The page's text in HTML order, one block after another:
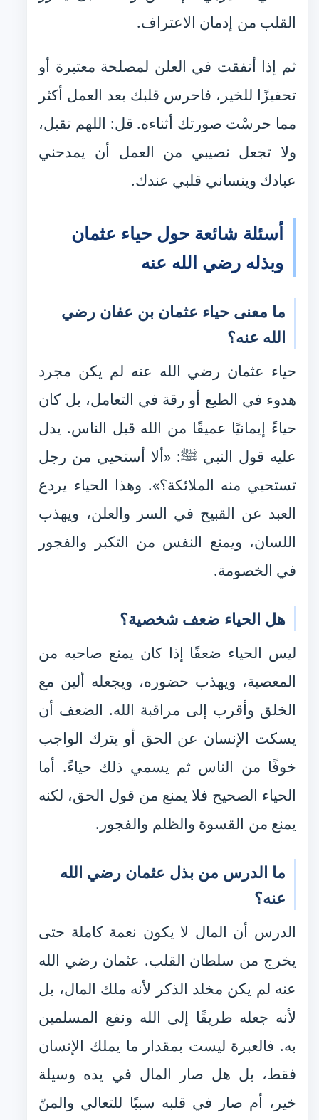
القلب من إدمان الاعتراف.
ثم إذا أنفقت في العلن لمصلحة معتبرة أو
تحفيزًا للخير، فاحرس قلبك بعد العمل أكثر
مما حرسْت صورتك أثناءه. قل: اللهم تقبل،
ولا تجعل نصيبي من العمل أن يمدحني
عبادك وينساني قلبي عندك.
أسئلة شائعة حول حياء عثمان
وبذله رضي الله عنه
ما معنى حياء عثمان بن عفان رضي
الله عنه؟
حياء عثمان رضي الله عنه لم يكن مجرد
هدوء في الطبع أو رقة في التعامل، بل كان
حياءً إيمانيًا عميقًا من الله قبل الناس. يدل
عليه قول النبي ﷺ: «ألا أستحيي من رجل
تستحيي منه الملائكة؟». وهذا الحياء يردع
العبد عن القبيح في السر والعلن، ويهذب
اللسان، ويمنع النفس من التكبر والفجور
في الخصومة.
هل الحياء ضعف شخصية؟
ليس الحياء ضعفًا إذا كان يمنع صاحبه من
المعصية، ويهذب حضوره، ويجعله ألين مع
الخلق وأقرب إلى مراقبة الله. الضعف أن
يسكت الإنسان عن الحق أو يترك الواجب
خوفًا من الناس ثم يسمي ذلك حياءً. أما
الحياء الصحيح فلا يمنع من قول الحق، لكنه
يمنع من القسوة والظلم والفجور.
ما الدرس من بذل عثمان رضي الله
عنه؟
الدرس أن المال لا يكون نعمة كاملة حتى
يخرج من سلطان القلب. عثمان رضي الله
عنه لم يكن مخلد الذكر لأنه ملك المال، بل
لأنه جعله طريقًا إلى الله ونفع المسلمين
به. فالعبرة ليست بمقدار ما يملك الإنسان
فقط، بل هل صار المال في يده وسيلة
خير، أم صار في قلبه سببًا للتعالي والمنّ